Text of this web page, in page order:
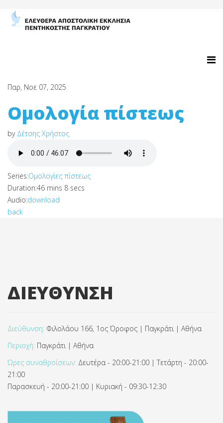
Παρ, Νοε 07, 2025
Ομολογία πίστεως
by Δέτσης Χρήστος
Series:Ομολογίες πίστεως
Duration:46 mins 8 secs
Audio:download
back
ΔΙΕΥΘΥΝΣΗ
Διεύθυνση: Φιλολάου 166, 1ος Όροφος | Παγκράτι | Αθήνα
Περιοχή: Παγκράτι | Αθήνα
Ώρες συναθροίσεων: Δευτέρα - 20:00-21:00 | Τετάρτη - 20:00-
21:00
Παρασκευή - 20:00-21:00 | Κυριακή - 09:30-12:30